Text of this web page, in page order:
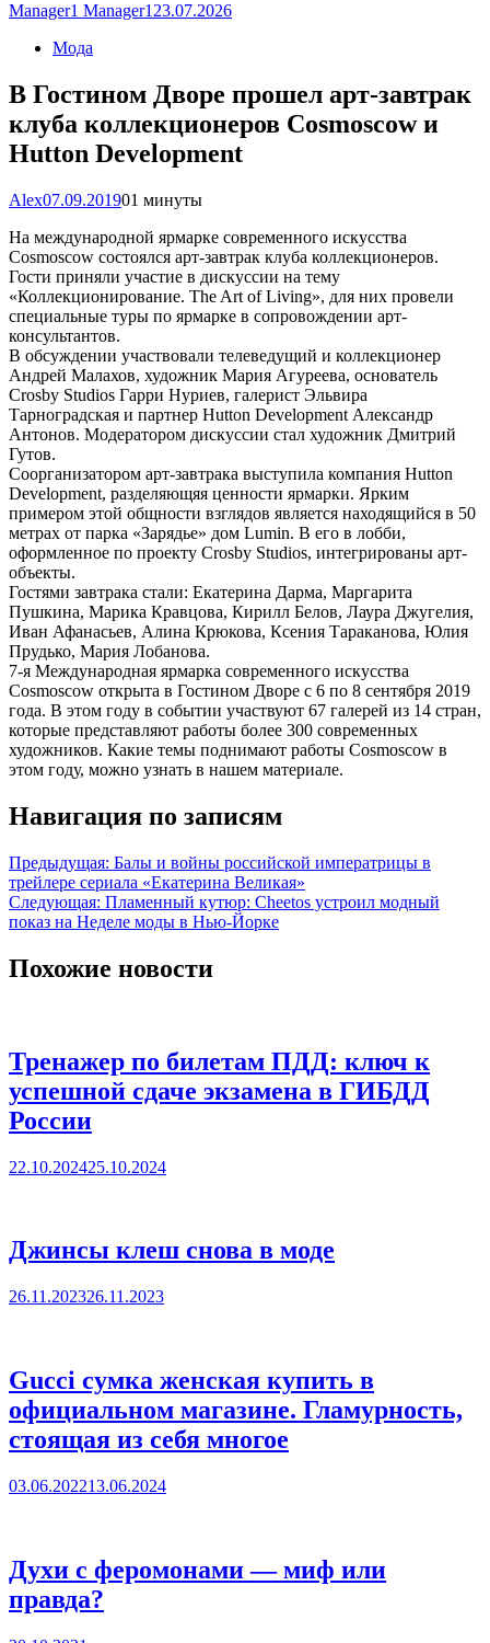
Manager1 Manager1 23.07.2026
Мода
В Гостином Дворе прошел арт-завтрак
клуба коллекционеров Cosmoscow и
Hutton Development
Alex07.09.201901 минуты
На международной ярмарке современного искусства
Cosmoscow состоялся арт-завтрак клуба коллекционеров.
Гости приняли участие в дискуссии на тему
«Коллекционирование. The Art of Living», для них провели
специальные туры по ярмарке в сопровождении арт-
консультантов.
В обсуждении участвовали телеведущий и коллекционер
Андрей Малахов, художник Мария Агуреева, основатель
Crosby Studios Гарри Нуриев, галерист Эльвира
Тарноградская и партнер Hutton Development Александр
Антонов. Модератором дискуссии стал художник Дмитрий
Гутов.
Соорганизатором арт-завтрака выступила компания Hutton
Development, разделяющяя ценности ярмарки. Ярким
примером этой общности взглядов является находящийся в 50
метрах от парка «Зарядье» дом Lumin. В его в лобби,
оформленное по проекту Crosby Studios, интегрированы арт-
объекты.
Гостями завтрака стали: Екатерина Дарма, Маргарита
Пушкина, Марика Кравцова, Кирилл Белов, Лаура Джугелия,
Иван Афанасьев, Алина Крюкова, Ксения Тараканова, Юлия
Прудько, Мария Лобанова.
7-я Международная ярмарка современного искусства
Cosmoscow открыта в Гостином Дворе с 6 по 8 сентября 2019
года. В этом году в событии участвуют 67 галерей из 14 стран,
которые представляют работы более 300 современных
художников. Какие темы поднимают работы Cosmoscow в
этом году, можно узнать в нашем материале.
Навигация по записям
Предыдущая: Балы и войны российской императрицы в
трейлере сериала «Екатерина Великая»
Следующая: Пламенный кутюр: Cheetos устроил модный
показ на Неделе моды в Нью-Йорке
Похожие новости
Тренажер по билетам ПДД: ключ к
успешной сдаче экзамена в ГИБДД
России
22.10.202425.10.2024
Джинсы клеш снова в моде
26.11.202326.11.2023
Gucci сумка женская купить в
официальном магазине. Гламурность,
стоящая из себя многое
03.06.202213.06.2024
Духи с феромонами — миф или
правда?